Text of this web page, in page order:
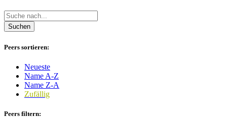
Suchen
Peers sortieren:
Neueste
Name A-Z
Name Z-A
Zufällig
Peers filtern: